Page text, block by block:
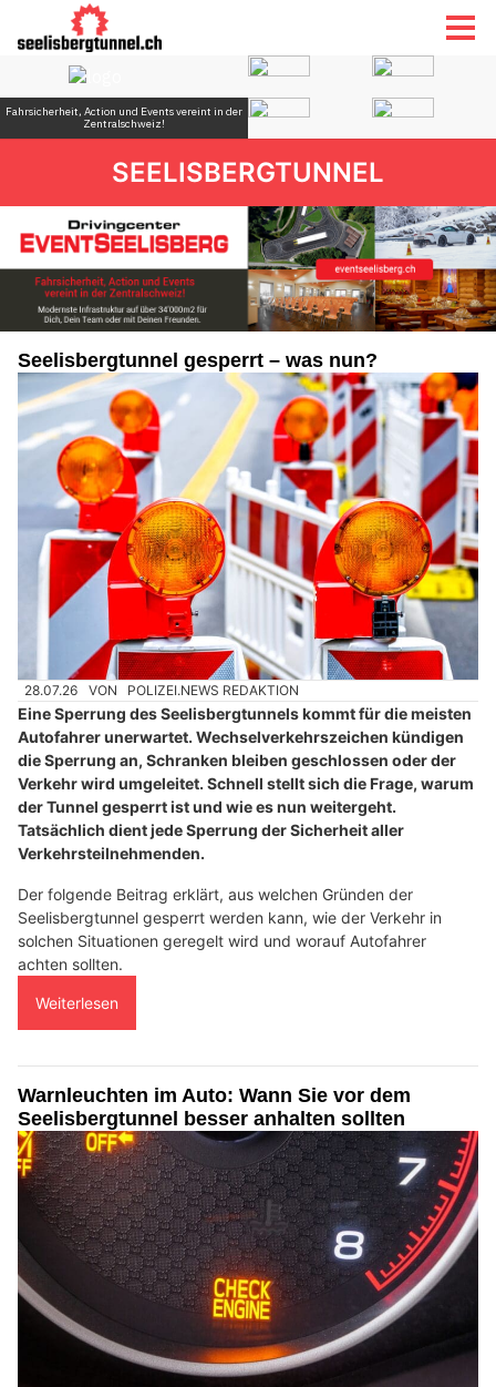
SEELISBERGTUNNEL
Seelisbergtunnel gesperrt – was nun?
28.07.26 VON POLIZEI.NEWS REDAKTION
Eine Sperrung des Seelisbergtunnels kommt für die meisten
Autofahrer unerwartet. Wechselverkehrszeichen kündigen
die Sperrung an, Schranken bleiben geschlossen oder der
Verkehr wird umgeleitet. Schnell stellt sich die Frage, warum
der Tunnel gesperrt ist und wie es nun weitergeht.
Tatsächlich dient jede Sperrung der Sicherheit aller
Verkehrsteilnehmenden.
Der folgende Beitrag erklärt, aus welchen Gründen der
Seelisbergtunnel gesperrt werden kann, wie der Verkehr in
solchen Situationen geregelt wird und worauf Autofahrer
achten sollten.
Weiterlesen
Warnleuchten im Auto: Wann Sie vor dem
Seelisbergtunnel besser anhalten sollten